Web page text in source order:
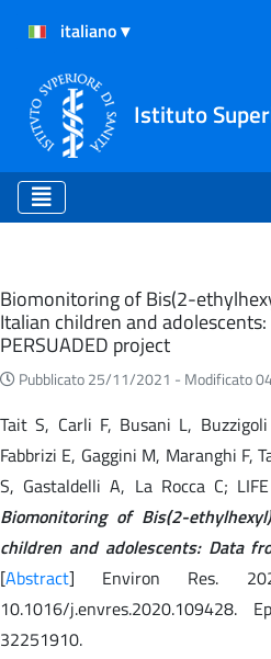
Istituto
Eventi
Biomonitoring of Bis(2-
Italian children and
PERSUADED project
Pubblicato 25/11/2021 - Modificato
Tait S, Carli F, Busani L,
Fabbrizi E, Gaggini M, Maranghi F,
S, Gastaldelli A, La Rocca C;
Biomonitoring of Bis(2-
children and adolescents: Data
[Abstract] Environ Res.
10.1016/
32251910.